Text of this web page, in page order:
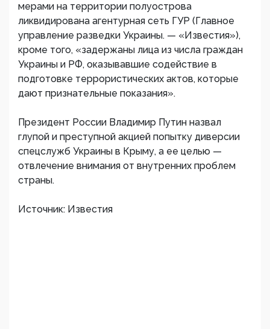
мерами на территории полуострова
ликвидирована агентурная сеть ГУР (Главное
управление разведки Украины. — «Известия»),
кроме того, «задержаны лица из числа граждан
Украины и РФ, оказывавшие содействие в
подготовке террористических актов, которые
дают признательные показания».
Президент России Владимир Путин назвал
глупой и преступной акцией попытку диверсии
спецслужб Украины в Крыму, а ее целью —
отвлечение внимания от внутренних проблем
страны.
Источник: Известия